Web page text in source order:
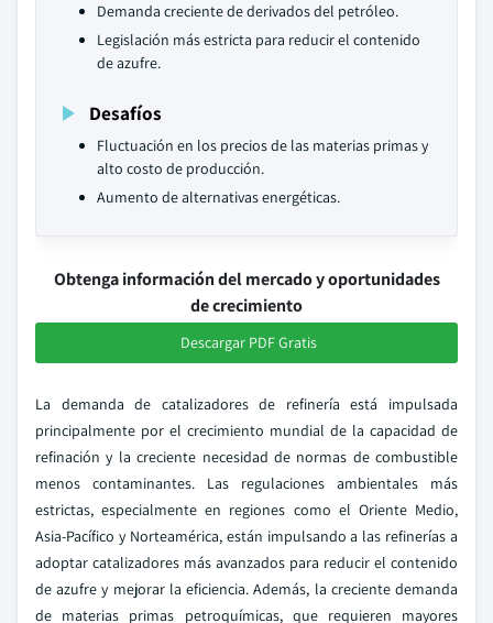
Demanda creciente de derivados del petróleo.
Legislación más estricta para reducir el contenido
de azufre.
Desafíos
Fluctuación en los precios de las materias primas y
alto costo de producción.
Aumento de alternativas energéticas.
Obtenga información del mercado y oportunidades
de crecimiento
Descargar PDF Gratis
La demanda de catalizadores de refinería está impulsada
principalmente por el crecimiento mundial de la capacidad de
refinación y la creciente necesidad de normas de combustible
menos contaminantes. Las regulaciones ambientales más
estrictas, especialmente en regiones como el Oriente Medio,
Asia-Pacífico y Norteamérica, están impulsando a las refinerías a
adoptar catalizadores más avanzados para reducir el contenido
de azufre y mejorar la eficiencia. Además, la creciente demanda
de materias primas petroquímicas, que requieren mayores